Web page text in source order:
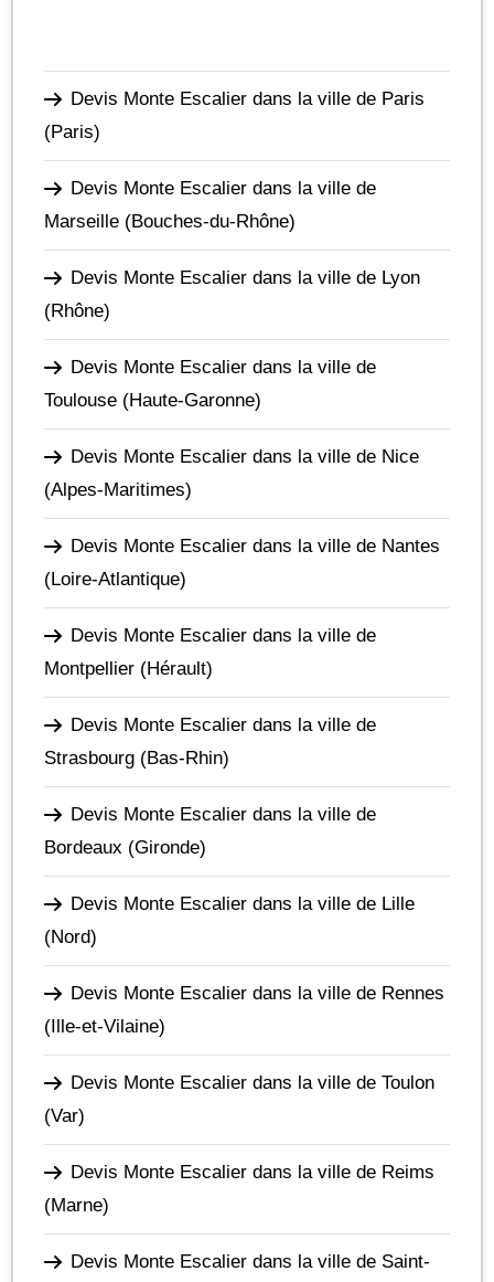
Devis Monte Escalier dans la ville de Paris
(Paris)
Devis Monte Escalier dans la ville de
Marseille (Bouches-du-Rhône)
Devis Monte Escalier dans la ville de Lyon
(Rhône)
Devis Monte Escalier dans la ville de
Toulouse (Haute-Garonne)
Devis Monte Escalier dans la ville de Nice
(Alpes-Maritimes)
Devis Monte Escalier dans la ville de Nantes
(Loire-Atlantique)
Devis Monte Escalier dans la ville de
Montpellier (Hérault)
Devis Monte Escalier dans la ville de
Strasbourg (Bas-Rhin)
Devis Monte Escalier dans la ville de
Bordeaux (Gironde)
Devis Monte Escalier dans la ville de Lille
(Nord)
Devis Monte Escalier dans la ville de Rennes
(Ille-et-Vilaine)
Devis Monte Escalier dans la ville de Toulon
(Var)
Devis Monte Escalier dans la ville de Reims
(Marne)
Devis Monte Escalier dans la ville de Saint-